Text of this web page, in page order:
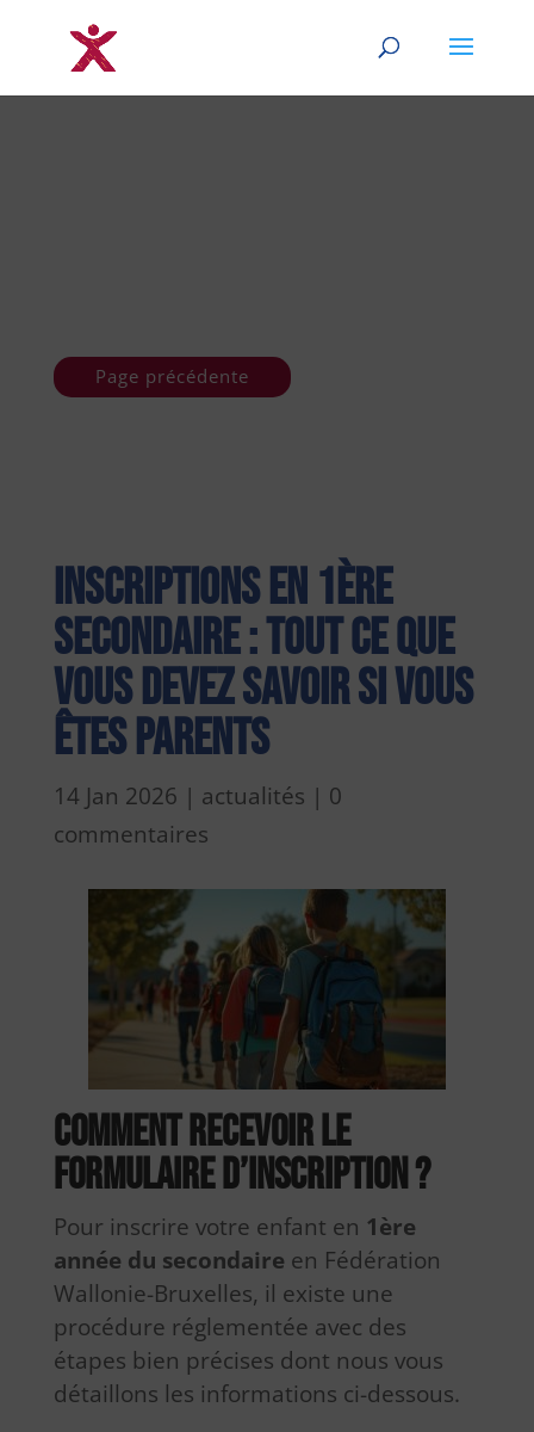
Page précédente
Inscriptions en 1ère
secondaire : tout ce que
vous devez savoir si vous
êtes parents
14 Jan 2026 | actualités | 0
commentaires
Comment recevoir le
formulaire d’inscription ?
Pour inscrire votre enfant en 1ère
année du secondaire en Fédération
Wallonie-Bruxelles, il existe une
procédure réglementée avec des
étapes bien précises dont nous vous
détaillons les informations ci-dessous.